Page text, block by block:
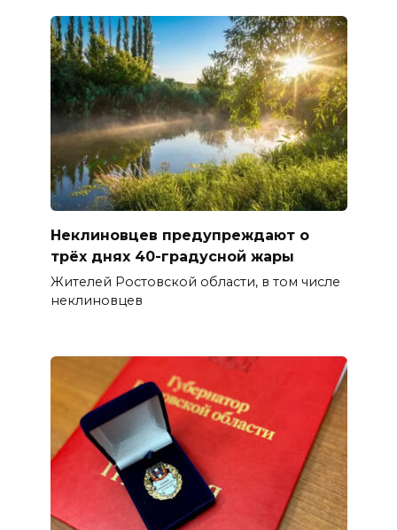
Неклиновцев предупреждают о
трёх днях 40-градусной жары
Жителей Ростовской области, в том числе
неклиновцев